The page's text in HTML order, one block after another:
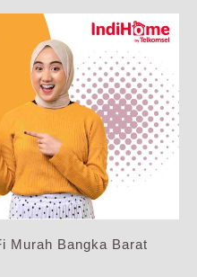
Murah Bangka Barat